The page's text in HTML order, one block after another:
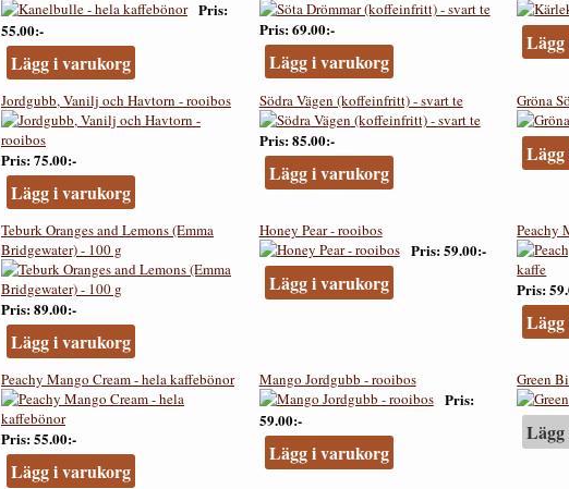
Pris
55.00:-
Lägg i varukorg
Pris 69.00:-
Lägg i varukorg
Jordgubb, Vanilj och Havtorn - rooibos
Pris 75.00:-
Lägg i varukorg
Södra Vägen (koffeinfritt) - svart te
Pris 85.00:-
Lägg i varukorg
Gröna
Teburk Oranges and Lemons (Emma
Bridgewater) - 100 g
Pris 89.00:-
Lägg i varukorg
Honey Pear - rooibos
Pris 59.00:-
Lägg i varukorg
Peachy
Pris
Peachy Mango Cream - hela kaffebönor
Pris 55.00:-
Lägg i varukorg
Mango Jordgubb - rooibos
Pris
59.00:-
Lägg i varukorg
Green